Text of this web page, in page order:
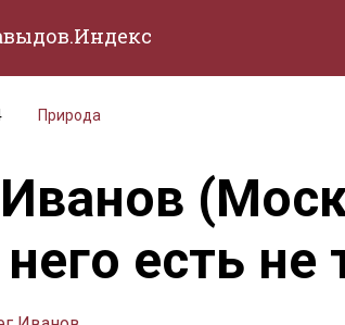
Природа
него есть